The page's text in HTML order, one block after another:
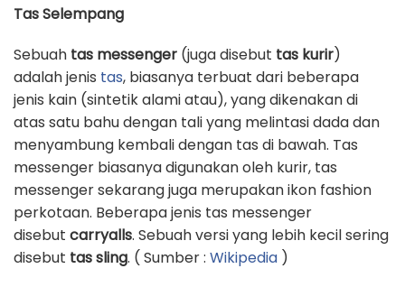
Tas Selempang
Sebuah tas messenger (juga disebut tas kurir)
adalah jenis tas, biasanya terbuat dari beberapa
jenis kain (sintetik alami atau), yang dikenakan di
atas satu bahu dengan tali yang melintasi dada dan
menyambung kembali dengan tas di bawah. Tas
messenger biasanya digunakan oleh kurir, tas
messenger sekarang juga merupakan ikon fashion
perkotaan. Beberapa jenis tas messenger
disebut carryalls. Sebuah versi yang lebih kecil sering
disebut tas sling. ( Sumber : Wikipedia )